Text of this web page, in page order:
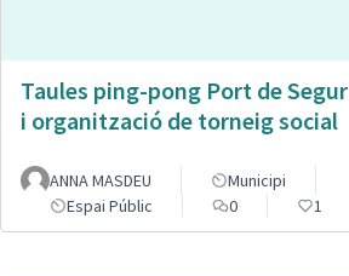
Taules ping-pong Port de Segur
i organització de torneig social
ANNA MASDEU
Municipi
Espai Públic
0 1